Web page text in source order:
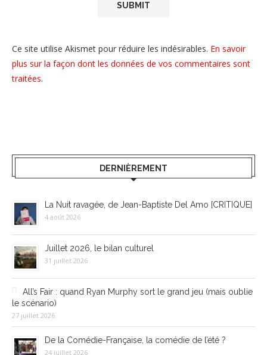
Ce site utilise Akismet pour réduire les indésirables. En savoir
plus sur la façon dont les données de vos commentaires sont
traitées.
DERNIÈREMENT
La Nuit ravagée, de Jean-Baptiste Del Amo [CRITIQUE]
4 août 2026
Juillet 2026, le bilan culturel
31 juillet 2026
All’s Fair : quand Ryan Murphy sort le grand jeu (mais oublie
le scénario)
27 juillet 2026
De la Comédie-Française, la comédie de l’été ?
24 juillet 2026